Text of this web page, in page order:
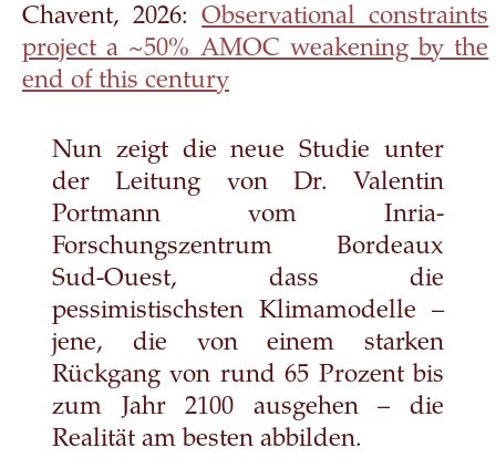
Chavent, 2026:Observational constraints
project a ~50% AMOC weakening by the
end of this century
Nun zeigt die neue Studie unter
der Leitung von Dr. Valentin
Portmann vom Inria-
Forschungszentrum Bordeaux
Sud-Ouest, dass die
pessimistischsten Klimamodelle –
jene, die von einem starken
Rückgang von rund 65 Prozent bis
zum Jahr 2100 ausgehen – die
Realität am besten abbilden.